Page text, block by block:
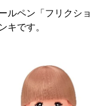
ルペン「フリクショ
キです。